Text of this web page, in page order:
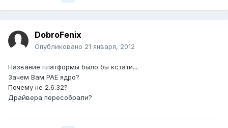
DobroFenix
Опубликовано 21 января, 2012
Название платформы было бы кстати....
Зачем Вам PAE ядро?
Почему не 2.6.32?
Драйвера пересобрали?